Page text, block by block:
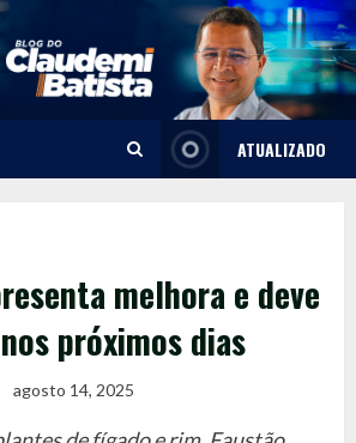
ATUALIZADO
melhora e deve
próximos dias
agosto 14, 2025